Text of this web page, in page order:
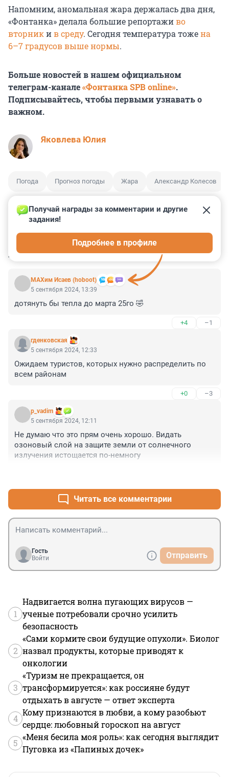
Напомним, аномальная жара держалась два дня,
«Фонтанка» делала большие репортаживо
вторникив среду. Сегодня температура тожена
6–7 градусов выше нормы.
Больше новостей в нашем официальном
телеграм-канале«Фонтанка SPB online».
Подписывайтесь, чтобы первыми узнавать о
важном.
Яковлева Юлия
Погода Прогноз погоды Жара Александр Колесов
КОММЕНТАРИИ 16
МАХим Исаев (hoboot)
Получай награды за комментарии и другие
задания!
Подробнее в профиле
5 сентября 2024, 13:39
дотянуть бы тепла до марта 25го 🤣
+4 –1
гденковская
5 сентября 2024, 12:33
Ожидаем туристов, которых нужно распределить по
всем районам
+0 –3
p_vadim
5 сентября 2024, 12:11
Не думаю что это прям очень хорошо. Видать
озоновый слой на защите земли от солнечного
излучения истощается по-немногу
Читать все комментарии
Гость
Войти
Отправить
1
Надвигается волна пугающих вирусов —
ученые потребовали срочно усилить
безопасность
2
«Сами кормите свои будущие опухоли». Биолог
назвал продукты, которые приводят к
онкологии
3
«Туризм не прекращается, он
трансформируется»: как россияне будут
отдыхать в августе — ответ эксперта
4
Кому признаются в любви, а кому разобьют
сердце: любовный гороскоп на август
5
«Меня бесила моя роль»: как сегодня выглядит
Пуговка из «Папиных дочек»